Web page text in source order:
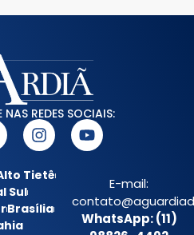
NAS REDES SOCIAIS:
Tietê
Sul
Brasília
E-mail:
WhatsApp: (11)